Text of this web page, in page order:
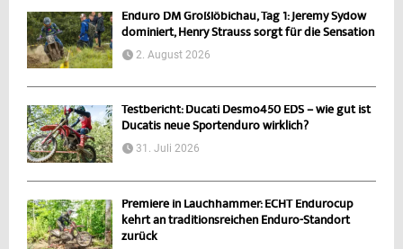
Enduro DM Großlöbichau, Tag 1: Jeremy Sydow
dominiert, Henry Strauss sorgt für die Sensation
2. August 2026
Testbericht: Ducati Desmo450 EDS – wie gut ist
Ducatis neue Sportenduro wirklich?
31. Juli 2026
Premiere in Lauchhammer: ECHT Endurocup
kehrt an traditionsreichen Enduro-Standort
zurück